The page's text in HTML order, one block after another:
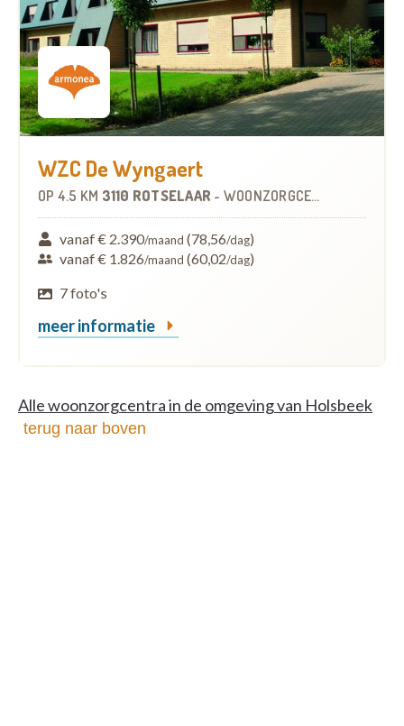
WZC De Wyngaert
OP 4.5 KM 3110 ROTSELAAR - WOONZORGCENTRUM (WZC)
vanaf € 2.390/maand (78,56/dag)
vanaf € 1.826/maand (60,02/dag)
7 foto's
meer informatie
Alle woonzorgcentra in de omgeving van Holsbeek
terug naar boven